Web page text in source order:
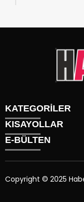
KATEGORİLER
Gündem
Siyaset
Sağlık
KISAYOLLAR
Künye
Üyelik
İletişim
E-BÜLTEN
Copyright © 2025